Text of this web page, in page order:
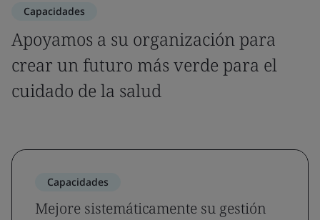
Capacidades
Apoyamos a su organización para
crear un futuro más verde para el
cuidado de la salud
Capacidades
Mejore sistemáticamente su gestión